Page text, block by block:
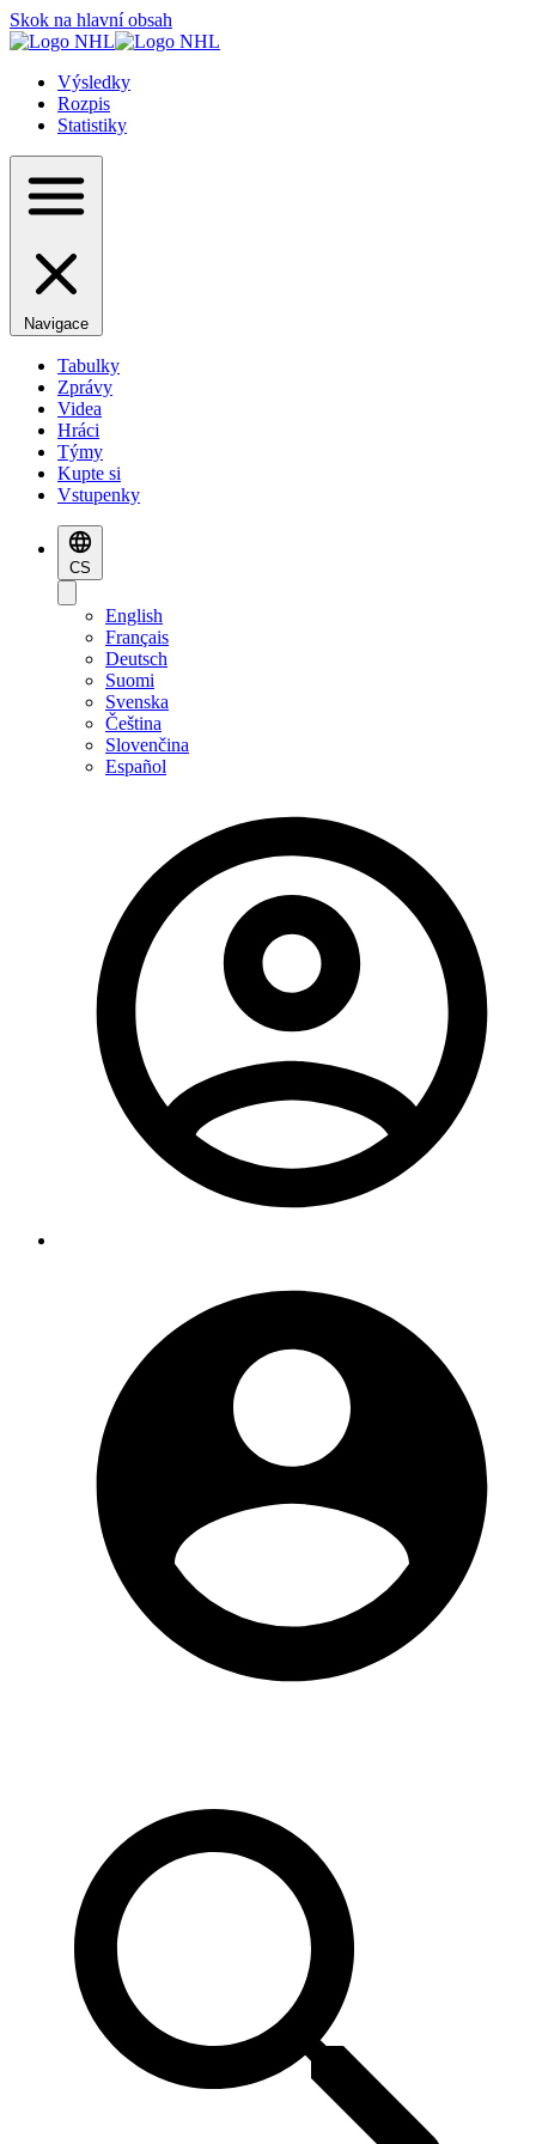
Skok na hlavní obsah
Výsledky
Rozpis
Statistiky
Navigace
Tabulky
Zprávy
Videa
Hráci
Týmy
Kupte si
Vstupenky
CS
English
Français
Deutsch
Suomi
Svenska
Čeština
Slovenčina
Español